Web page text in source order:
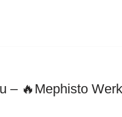
– 🔥Mephisto